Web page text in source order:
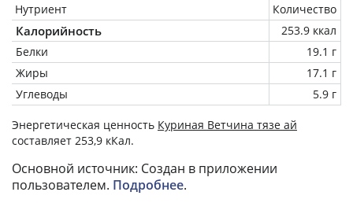
Нутриент
Количество
Калорийность
253.9 ккал
Белки
19.1 г
Жиры
17.1 г
Углеводы
5.9 г
Энергетическая ценность Куриная Ветчина тязе ай
составляет 253,9 кКал.
Основной источник: Создан в приложении
пользователем. Подробнее.